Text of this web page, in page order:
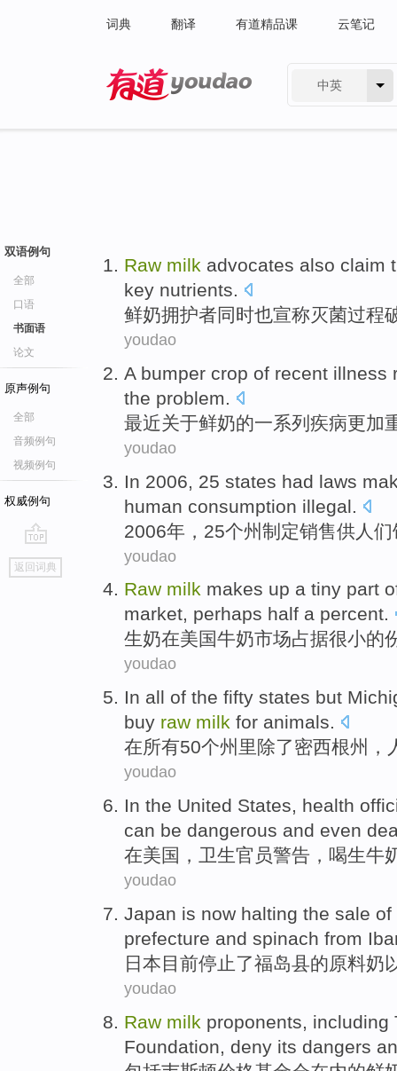
词典 翻译 有道精品课 云笔记
中英
双语例句
全部
口语
书面语
论文
原声例句
全部
音频例句
视频例句
权威例句
go
top
返回词典
Raw milk advocates also claim
key nutrients.
鲜奶拥护者同时也宣称灭菌过程
youdao
A bumper crop of recent illness
the problem.
最近关于鲜奶的一系列 疾病更加
youdao
In 2006, 25 states had laws
human consumption illegal
2006年， 25个州制定销售供 人们
youdao
Raw milk makes up a tiny part
market, perhaps half a percent.
生奶在美国牛奶市场占据很小的
youdao
In all of the fifty states but
buy raw milk for animals.
在所有50个州里除了密西根州 ，
youdao
In the United States, health
can be dangerous and even
在美国 ， 卫生官员警告 ， 喝生牛
youdao
Japan is now halting the sale of
prefecture and spinach from
日本目前停止了福岛县的原料奶
youdao
Raw milk proponents including
Foundation
deny its dangers